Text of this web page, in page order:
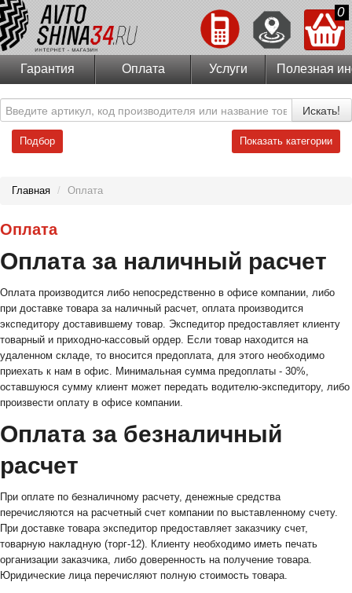
0
Гарантия Оплата Услуги Полезная
Искать!
Подбор Показать категории
Главная / Оплата
Оплата
Оплата за наличный расчет
Оплата производится либо непосредственно в офисе компании, либо
при доставке товара за наличный расчет, оплата производится
экспедитору доставившему товар. Экспедитор предоставляет клиенту
товарный и приходно-кассовый ордер. Если товар находится на
удаленном складе, то вносится предоплата, для этого необходимо
приехать к нам в офис. Минимальная сумма предоплаты - 30%,
оставшуюся сумму клиент может передать водителю-экспедитору, либо
произвести оплату в офисе компании.
Оплата за безналичный
расчет
При оплате по безналичному расчету, денежные средства
перечисляются на расчетный счет компании по выставленному счету.
При доставке товара экспедитор предоставляет заказчику счет,
товарную накладную (торг-12). Клиенту необходимо иметь печать
организации заказчика, либо доверенность на получение товара.
Юридические лица перечисляют полную стоимость товара.